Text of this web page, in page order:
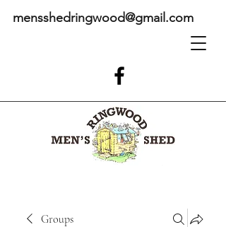
mensshedringwood@gmail.com
Groups